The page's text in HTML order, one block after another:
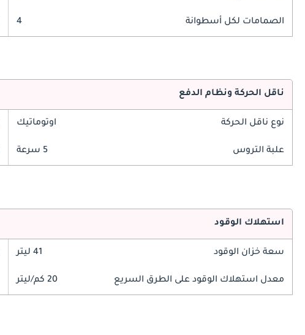
الصمامات لكل أسطوانة 4
ناقل الحركة ونظام الدفع
نوع ناقل الحركة اوتوماتيك
علبة التروس 5 سرعة
استهلاك الوقود
سعة خزان الوقود 41 ليتر
معدل استهلاك الوقود على الطرق السريع 20 كم/ليتر